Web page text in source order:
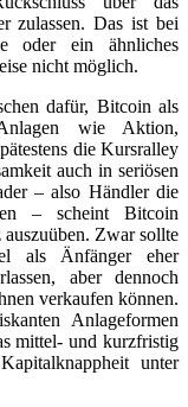
zulassen. Das ist bei
oder ein ähnliches
nicht möglich.
dafür, Bitcoin als
wie Aktion,
die Kursralley
auch in seriösen
– also Händler die
– scheint Bitcoin
Zwar sollte
als Änfänger eher
aber dennoch
verkaufen können.
Anlageformen
mittel- und kurzfristig
unter